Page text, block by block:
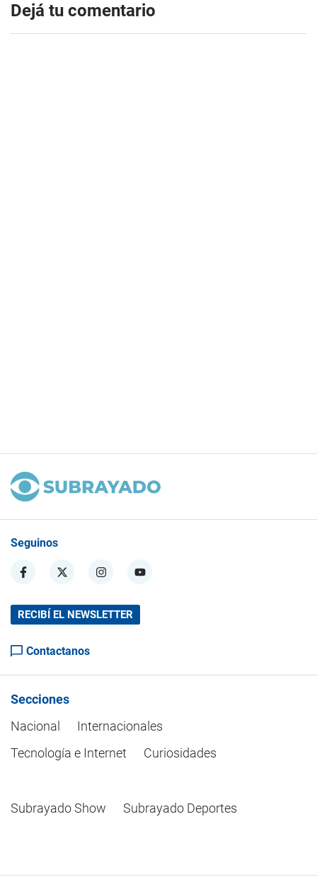
Dejá tu comentario
Seguinos
RECIBÍ EL NEWSLETTER
Contactanos
Secciones
Nacional
Internacionales
Tecnología e Internet
Curiosidades
Subrayado Show Subrayado Deportes